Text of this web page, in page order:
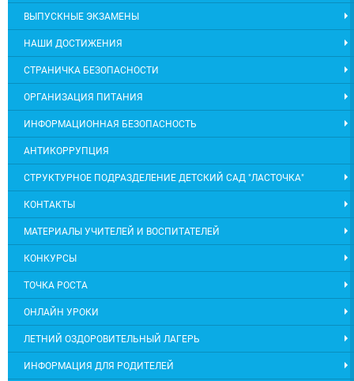
ВЫПУСКНЫЕ ЭКЗАМЕНЫ
НАШИ ДОСТИЖЕНИЯ
СТРАНИЧКА БЕЗОПАСНОСТИ
ОРГАНИЗАЦИЯ ПИТАНИЯ
ИНФОРМАЦИОННАЯ БЕЗОПАСНОСТЬ
АНТИКОРРУПЦИЯ
СТРУКТУРНОЕ ПОДРАЗДЕЛЕНИЕ ДЕТСКИЙ САД "ЛАСТОЧКА"
КОНТАКТЫ
МАТЕРИАЛЫ УЧИТЕЛЕЙ И ВОСПИТАТЕЛЕЙ
КОНКУРСЫ
ТОЧКА РОСТА
ОНЛАЙН УРОКИ
ЛЕТНИЙ ОЗДОРОВИТЕЛЬНЫЙ ЛАГЕРЬ
ИНФОРМАЦИЯ ДЛЯ РОДИТЕЛЕЙ